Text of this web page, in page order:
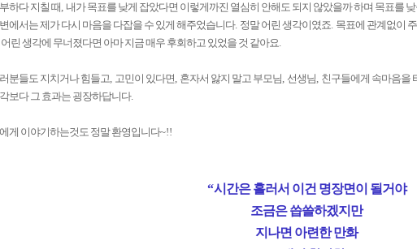
하다 지칠 때, 내가 목표를 낮게 잡았다면 이렇게까진 열심히 안해도 되지 않았을까 하며 목표를
에서는 제가 다시 마음을 다잡을 수 있게 해주었습니다. 정말 어린 생각이였죠. 목표에 관계없이
어린 생각에 무너졌다면 아마 지금 매우 후회하고 있었을 것 같아요.
분들도 지치거나 힘들고, 고민이 있다면, 혼자서 앓지 말고 부모님, 선생님, 친구들에게 속마음을
보다 그 효과는 굉장하답니다.
게 이야기하는것도 정말 환영입니다~!!
“시간은 흘러서 이건 명장면이 될거야
조금은 씁쓸하겠지만
지나면 아련한 만화